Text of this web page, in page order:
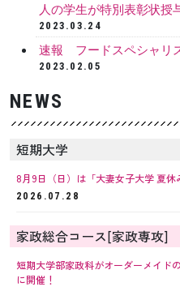
人の学生が特別表彰状授
2023.03.24
速報 フードスペシャリ
2023.02.05
NEWS
短期大学
8月9日（日）は「大妻女子大学 夏休
2026.07.28
家政総合コース[家政専攻]
短期大学部家政科がオーダーメイド
に開催！